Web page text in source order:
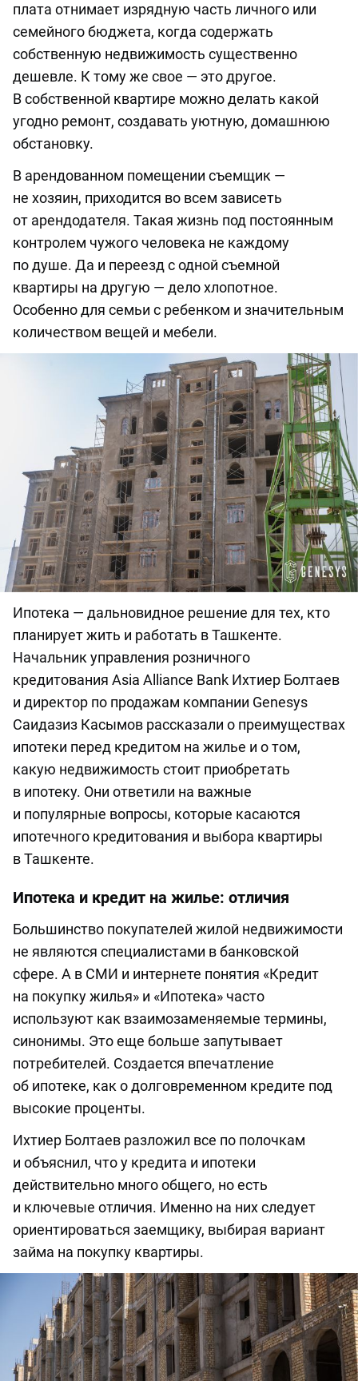
плата отнимает изрядную часть личного или
семейного бюджета, когда содержать
собственную недвижимость существенно
дешевле. К тому же свое — это другое.
В собственной квартире можно делать какой
угодно ремонт, создавать уютную, домашнюю
обстановку.
В арендованном помещении съемщик —
не хозяин, приходится во всем зависеть
от арендодателя. Такая жизнь под постоянным
контролем чужого человека не каждому
по душе. Да и переезд с одной съемной
квартиры на другую — дело хлопотное.
Особенно для семьи с ребенком и значительным
количеством вещей и мебели.
Ипотека — дальновидное решение для тех, кто
планирует жить и работать в Ташкенте.
Начальник управления розничного
кредитования Asia Alliance Bank Ихтиер Болтаев
и директор по продажам компании Genesys
Саидазиз Касымов рассказали о преимуществах
ипотеки перед кредитом на жилье и о том,
какую недвижимость стоит приобретать
в ипотеку. Они ответили на важные
и популярные вопросы, которые касаются
ипотечного кредитования и выбора квартиры
в Ташкенте.
Ипотека и кредит на жилье: отличия
Большинство покупателей жилой недвижимости
не являются специалистами в банковской
сфере. А в СМИ и интернете понятия «Кредит
на покупку жилья» и «Ипотека» часто
используют как взаимозаменяемые термины,
синонимы. Это еще больше запутывает
потребителей. Создается впечатление
об ипотеке, как о долговременном кредите под
высокие проценты.
Ихтиер Болтаев разложил все по полочкам
и объяснил, что у кредита и ипотеки
действительно много общего, но есть
и ключевые отличия. Именно на них следует
ориентироваться заемщику, выбирая вариант
займа на покупку квартиры.